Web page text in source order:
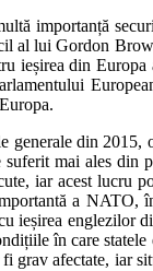
importanță
al lui Gordon
ieșirea din
generale din 2015,
mai ales din
iar acest lucru
a NATO,
ieșirea englezilor
în care statele
afectate, iar